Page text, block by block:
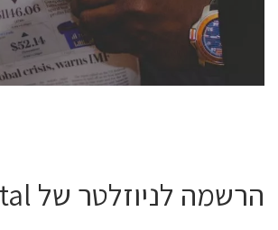
לחץ לפרטים
הרשמה לניוזלטר של ChiPortal